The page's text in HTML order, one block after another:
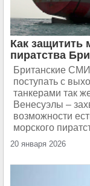
Как защитить
пиратства
Британские СМИ
поступать с
танкерами так
Венесуэлы –
возможности
морского
20 января 2026